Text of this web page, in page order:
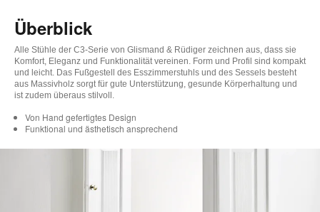
Überblick
Alle Stühle der C3-Serie von Glismand & Rüdiger zeichnen aus, dass sie
Komfort, Eleganz und Funktionalität vereinen. Form und Profil sind kompakt
und leicht. Das Fußgestell des Esszimmerstuhls und des Sessels besteht
aus Massivholz sorgt für gute Unterstützung, gesunde Körperhaltung und
ist zudem überaus stilvoll.
Von Hand gefertigtes Design
Funktional und ästhetisch ansprechend